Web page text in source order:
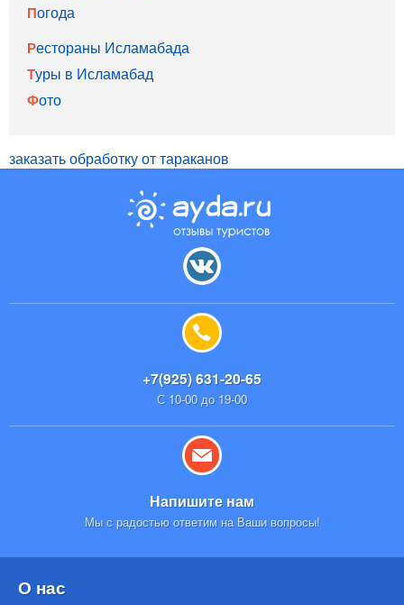
Погода
Рестораны Исламабада
Туры в Исламабад
Фото
заказать обработку от тараканов
+7(925) 631-20-65
С 10-00 до 19-00
Напишите нам
Мы с радостью ответим на Ваши вопросы!
О нас